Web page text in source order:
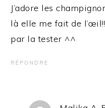
J’adore les
là elle me fait de
par la tester ^^
RÉPONDRE